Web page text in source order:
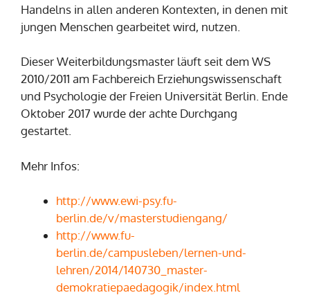
Handelns in allen anderen Kontexten, in denen mit
jungen Menschen gearbeitet wird, nutzen.
Dieser Weiterbildungsmaster läuft seit dem WS
2010/2011 am Fachbereich Erziehungswissenschaft
und Psychologie der Freien Universität Berlin. Ende
Oktober 2017 wurde der achte Durchgang
gestartet.
Mehr Infos:
http://www.ewi-psy.fu-
berlin.de/v/masterstudiengang/
http://www.fu-
berlin.de/campusleben/lernen-und-
lehren/2014/140730_master-
demokratiepaedagogik/index.html